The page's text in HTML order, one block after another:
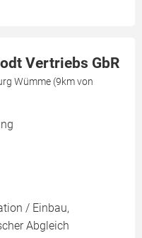
Vertriebs GbR
Wümme (9km von
/ Einbau,
Abgleich